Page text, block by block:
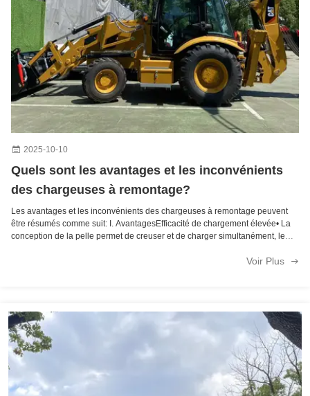
2025-10-10
Quels sont les avantages et les inconvénients
des chargeuses à remontage?
Les avantages et les inconvénients des chargeuses à remontage peuvent
être résumés comme suit: I. AvantagesEfficacité de chargement élevée• La
conception de la pelle permet de creuser et de charger simultanément, le
Voir Plus